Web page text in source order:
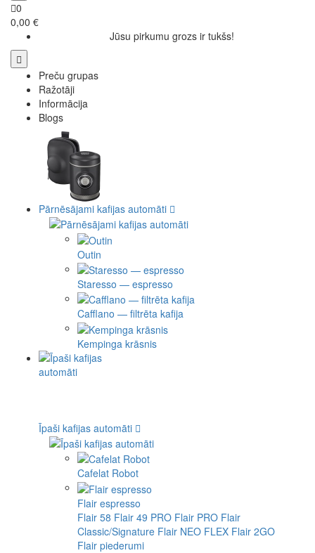
0
0,00 €
Jūsu pirkumu grozs ir tukšs!
Preču grupas
Ražotāji
Informācija
Blogs
Pārnēsājami kafijas automāti
Outin
Staresso — espresso
Cafflano — filtrēta kafija
Kempinga krāsnis
Īpaši kafijas automāti
Cafelat Robot
Flair espresso
Flair 58 Flair 49 PRO Flair PRO Flair
Classic/Signature Flair NEO FLEX Flair 2GO
Flair piederumi